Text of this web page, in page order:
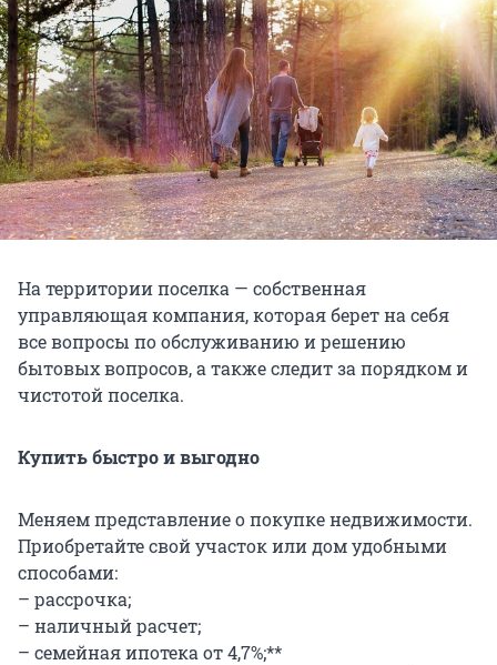
На территории поселка — собственная
управляющая компания, которая берет на себя
все вопросы по обслуживанию и решению
бытовых вопросов, а также следит за порядком и
чистотой поселка.
Купить быстро и выгодно
Меняем представление о покупке недвижимости.
Приобретайте свой участок или дом удобными
способами:
– рассрочка;
– наличный расчет;
– семейная ипотека от 4,7%;**